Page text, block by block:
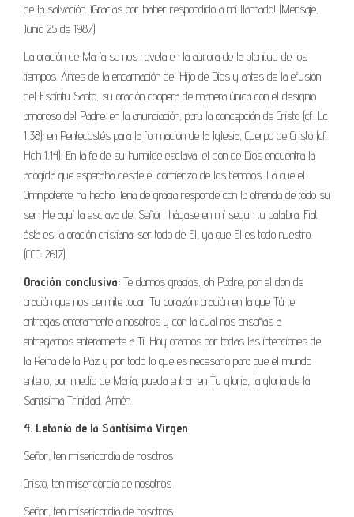
de la salvación. ¡Gracias por haber respondido a mi llamado! (Mensaje,
Junio 25 de 1987)
La oración de María se nos revela en la aurora de la plenitud de los
tiempos. Antes de la encarnación del Hijo de Dios y antes de la efusión
del Espíritu Santo, su oración coopera de manera única con el designio
amoroso del Padre: en la anunciación, para la concepción de Cristo (cf. Lc
1,38); en Pentecostés para la formación de la Iglesia, Cuerpo de Cristo (cf.
Hch 1,14). En la fe de su humilde esclava, el don de Dios encuentra la
acogida que esperaba desde el comienzo de los tiempos. La que el
Omnipotente ha hecho llena de gracia responde con la ofrenda de todo su
ser: He aquí la esclava del Señor, hágase en mí según tu palabra. Fiat
ésta es la oración cristiana: ser todo de El, ya que El es todo nuestro.
(CCC: 2617)
Oración conclusiva: Te damos gracias, oh Padre, por el don de
oración que nos permite tocar Tu corazón; oración en la que Tú te
entregas enteramente a nosotros y con la cual nos enseñas a
entregarnos enteramente a Ti. Hoy oramos por todas las intenciones de
la Reina de la Paz y por todo lo que es necesario para que el mundo
entero, por medio de María, pueda entrar en Tu gloria, la gloria de la
Santísima Trinidad. Amén.
4. Letanía de la Santísima Virgen
Señor, ten misericordia de nosotros
Cristo, ten misericordia de nosotros
Señor, ten misericordia de nosotros